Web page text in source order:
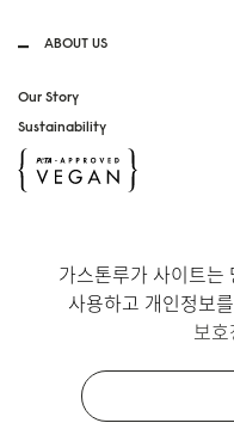
ABOUT US
Our Story
Sustainability
Instagram
Copyright Gaston Luga AB. All
가스톤루가 사이트는
사용하고 개인정보
보호